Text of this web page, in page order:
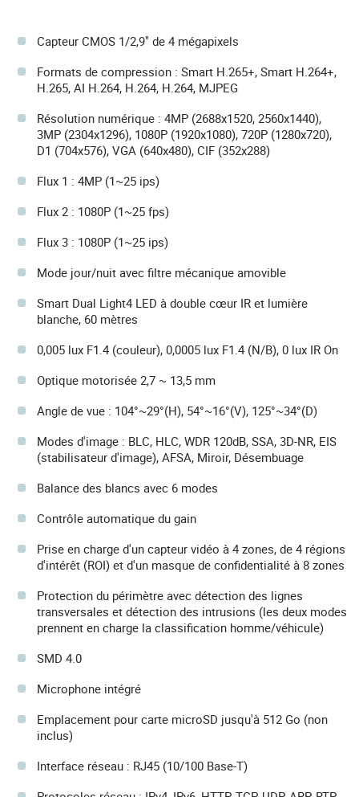
Capteur CMOS 1/2,9" de 4 mégapixels
Formats de compression : Smart H.265+, Smart H.264+,
H.265, AI H.264, H.264, H.264, MJPEG
Résolution numérique : 4MP (2688x1520, 2560x1440),
3MP (2304x1296), 1080P (1920x1080), 720P (1280x720),
D1 (704x576), VGA (640x480), CIF (352x288)
Flux 1 : 4MP (1~25 ips)
Flux 2 : 1080P (1~25 fps)
Flux 3 : 1080P (1~25 ips)
Mode jour/nuit avec filtre mécanique amovible
Smart Dual Light4 LED à double cœur IR et lumière
blanche, 60 mètres
0,005 lux F1.4 (couleur), 0,0005 lux F1.4 (N/B), 0 lux IR On
Optique motorisée 2,7 ~ 13,5 mm
Angle de vue : 104°~29°(H), 54°~16°(V), 125°~34°(D)
Modes d'image : BLC, HLC, WDR 120dB, SSA, 3D-NR, EIS
(stabilisateur d'image), AFSA, Miroir, Désembuage
Balance des blancs avec 6 modes
Contrôle automatique du gain
Prise en charge d'un capteur vidéo à 4 zones, de 4 régions
d'intérêt (ROI) et d'un masque de confidentialité à 8 zones
Protection du périmètre avec détection des lignes
transversales et détection des intrusions (les deux modes
prennent en charge la classification homme/véhicule)
SMD 4.0
Microphone intégré
Emplacement pour carte microSD jusqu'à 512 Go (non
inclus)
Interface réseau : RJ45 (10/100 Base-T)